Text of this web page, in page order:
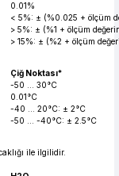
0.01%
< 5%: ± (%0.025 + ölçüm
> 5%: ± (%1 + ölçüm
> 15%: ± (%2 + ölçüm
Çiğ Noktası*
-50 ... 30°C
0.01°C
-40 ... 20°C: ± 2°C
-50 ... -40°C: ± 2.5°C
ile ilgilidir.